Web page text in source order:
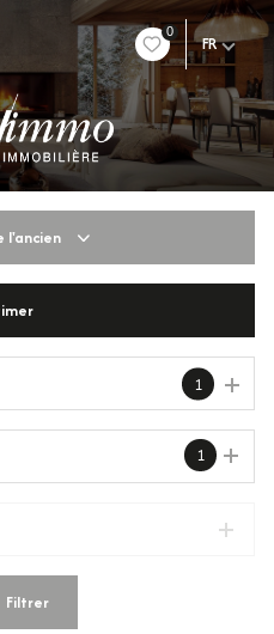
0
FR
l'ancien
1
1
Filtrer